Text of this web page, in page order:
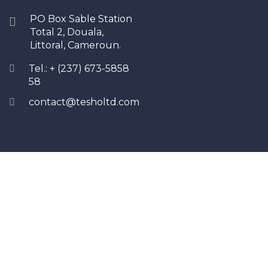
PO Box Sable Station
Total 2, Douala,
Littoral, Cameroun.
Tel.: + (237) 673-5858
58
contact@tesholtd.com